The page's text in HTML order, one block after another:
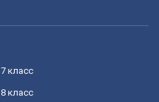
7 класс
8 класс